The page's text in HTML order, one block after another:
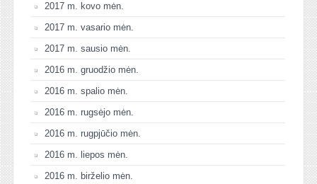
2017 m. kovo mėn.
2017 m. vasario mėn.
2017 m. sausio mėn.
2016 m. gruodžio mėn.
2016 m. spalio mėn.
2016 m. rugsėjo mėn.
2016 m. rugpjūčio mėn.
2016 m. liepos mėn.
2016 m. birželio mėn.